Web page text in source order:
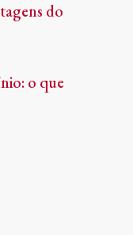
do
o que